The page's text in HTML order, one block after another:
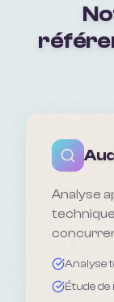
Analyse
Analyse
Étude